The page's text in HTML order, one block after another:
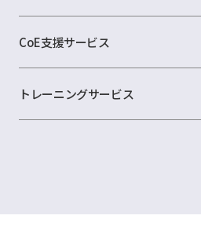
CoE支援サービス
トレーニングサービス